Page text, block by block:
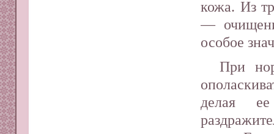
кожа. Из
—
особое
При
делая